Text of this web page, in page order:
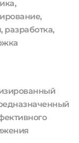
разработка,